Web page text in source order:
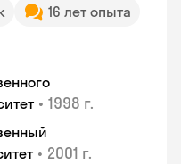
16 лет опыта
• 1998 г.
• 2001 г.